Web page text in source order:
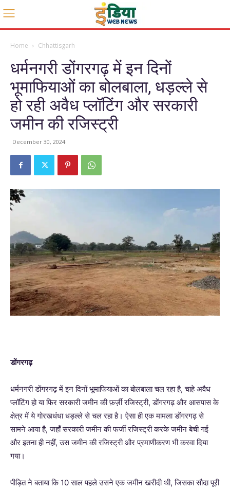
Home Chhattisgarh
धर्मनगरी डोंगरगढ़ में इन दिनों
भूमाफियाओं का बोलबाला, धड़ल्ले से
हो रही अवैध प्लॉटिंग और सरकारी
जमीन की रजिस्ट्री
December 30, 2024
डोंगरगढ़
धर्मनगरी डोंगरगढ़ में इन दिनों भूमाफियाओं का बोलबाला चल रहा है, चाहे अवैध
प्लॉटिंग हो या फिर सरकारी जमीन की फ़र्ज़ी रजिस्ट्री, डोंगरगढ़ और आसपास के
क्षेत्र में ये गोरखधंधा धड़ल्ले से चल रहा है। ऐसा ही एक मामला डोंगरगढ़ से
सामने आया है, जहाँ सरकारी जमीन की फर्जी रजिस्ट्री करके जमीन बेची गई
और इतना ही नहीं, उस जमीन की रजिस्ट्री और प्रमाणीकरण भी करवा दिया
गया।
पीड़ित ने बताया कि 10 साल पहले उसने एक जमीन खरीदी थी, जिसका सौदा पूरी